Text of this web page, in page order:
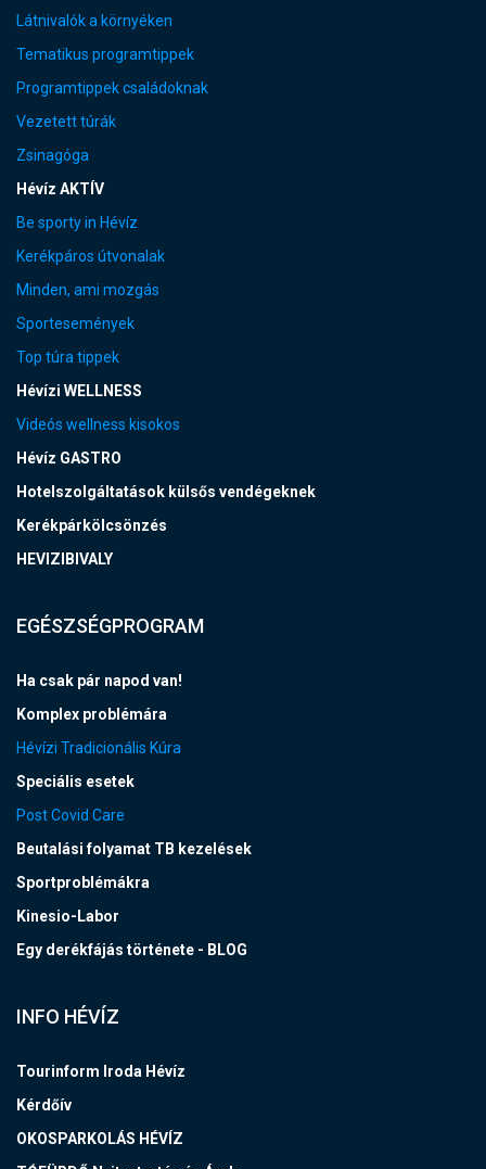
Látnivalók a környéken
Tematikus programtippek
Programtippek családoknak
Vezetett túrák
Zsinagóga
Hévíz AKTÍV
Be sporty in Hévíz
Kerékpáros útvonalak
Minden, ami mozgás
Sportesemények
Top túra tippek
Hévízi WELLNESS
Videós wellness kisokos
Hévíz GASTRO
Hotelszolgáltatások külsős vendégeknek
Kerékpárkölcsönzés
HEVIZIBIVALY
EGÉSZSÉGPROGRAM
Ha csak pár napod van!
Komplex problémára
Hévízi Tradicionális Kúra
Speciális esetek
Post Covid Care
Beutalási folyamat TB kezelések
Sportproblémákra
Kinesio-Labor
Egy derékfájás története - BLOG
INFO HÉVÍZ
Tourinform Iroda Hévíz
Kérdőív
OKOSPARKOLÁS HÉVÍZ